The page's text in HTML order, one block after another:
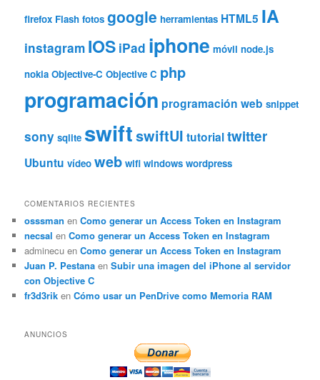
firefox Flash fotos google herramientas HTML5 IA
instagram IOS iPad iphone móvil node.js
nokia Objective-C Objective C php
programación programación web snippet
sony sqlite swiftswiftUI tutorialtwitter
Ubuntu vídeo web wifi windows wordpress
COMENTARIOS RECIENTES
osssman enComo generar un Access Token en Instagram
necsal enComo generar un Access Token en Instagram
adminecu enComo generar un Access Token en Instagram
Juan P. Pestana enSubir una imagen del iPhone al servidor
con Objective C
fr3d3rik enCómo usar un PenDrive como Memoria RAM
ANUNCIOS